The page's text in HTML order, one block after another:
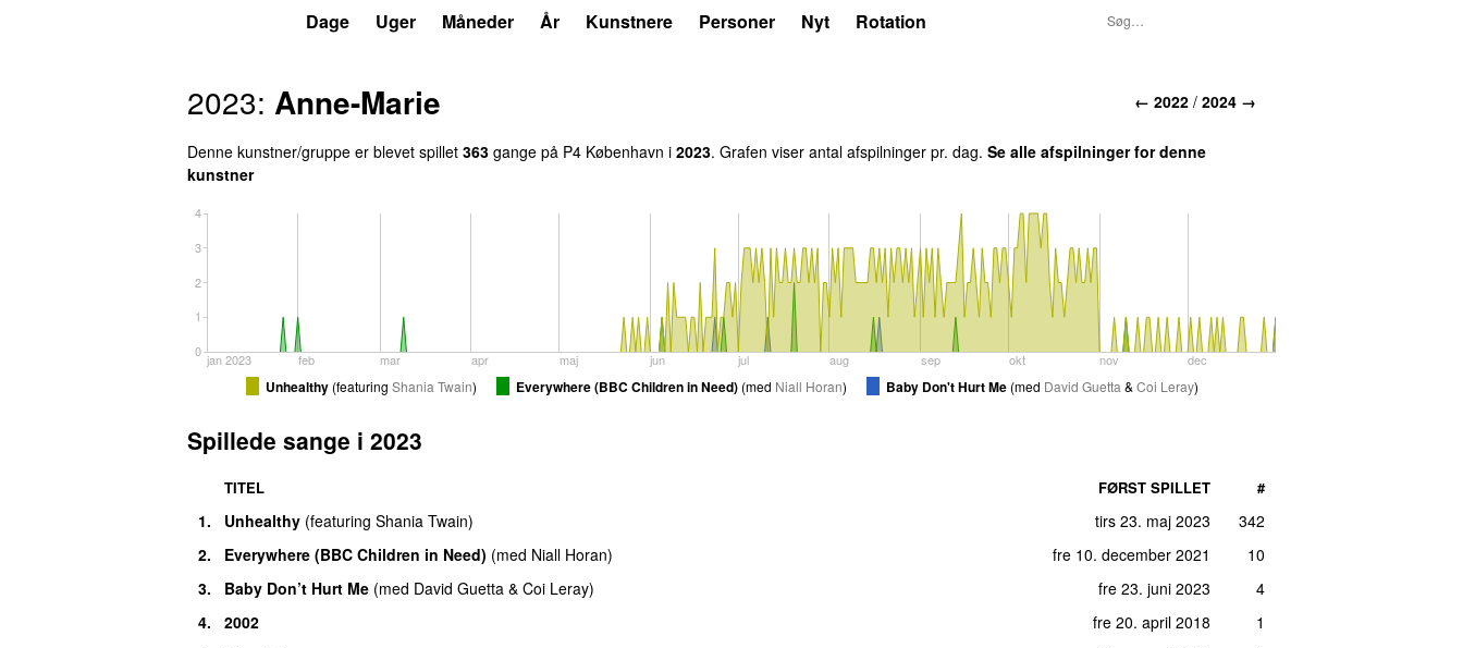
Dage Uger Måneder År Kunstnere Personer Nyt Rotation
← 2022 / 2024 →
2023: Anne-Marie
Denne kunstner/gruppe er blevet spillet 363 gange på P4 København i 2023. Grafen viser antal afspilninger pr. dag. Se alle afspilninger for denne
kunstner
jan 2023 feb mar apr maj jun jul aug sep okt nov dec
0
1
2
3
4
Unhealthy(featuring Shania Twain) Everywhere (BBC Children in Need)(med Niall Horan) Baby Don't Hurt Me(med David Guetta & Coi Leray)
Spillede sange i 2023
TITEL FØRST SPILLET #
1. Unhealthy (featuring Shania Twain) tirs 23. maj 2023
342
2.
Everywhere (BBC Children in Need) (med Niall Horan) fre 10. december 2021
10
3.
Baby Don’t Hurt Me (med David Guetta & Coi Leray) fre 23. juni 2023
4
4.
2002 fre 20. april 2018
1